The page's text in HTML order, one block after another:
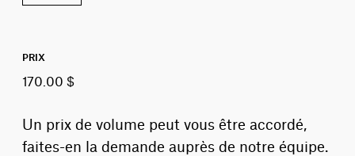
PRIX
170.00 $
Un prix de volume peut vous être accordé,
faites-en la demande auprès de notre équipe.